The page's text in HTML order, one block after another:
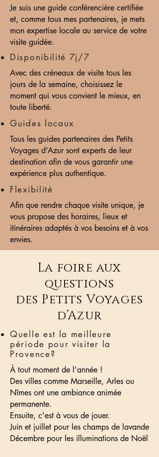
Je suis une guide conférencière certifiée
et, comme tous mes partenaires, je mets
mon expertise locale au service de votre
visite guidée.
Disponibilité 7j/7
Avec des créneaux de visite tous les
jours de la semaine, choisissez le
moment qui vous convient le mieux, en
toute liberté.
Guides locaux
Tous les guides partenaires des Petits
Voyages d’Azur sont experts de leur
destination afin de vous garantir une
expérience plus authentique.
Flexibilité
Afin que rendre chaque visite unique, je
vous propose des horaires, lieux et
itinéraires adaptés à vos besoins et à vos
envies.
La foire aux
questions
des Petits Voyages
d’Azur
Quelle est la meilleure
période pour visiter la
Provence?
À tout moment de l'année !
Des villes comme Marseille, Arles ou
Nîmes ont une ambiance animée
permanente.
Ensuite, c'est à vous de jouer.
Juin et juillet pour les champs de lavande
Décembre pour les illuminations de Noël